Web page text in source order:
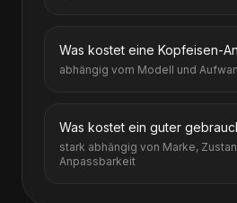
Was kostet eine Kopfeisen-
abhängig vom Modell und
Was kostet ein guter
stark abhängig von Marke,
Anpassbarkeit